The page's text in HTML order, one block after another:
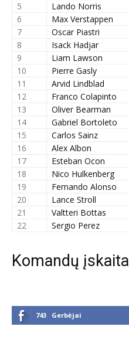
5
Lando Norris
6
Max Verstappen
7
Oscar Piastri
8
Isack Hadjar
9
Liam Lawson
10
Pierre Gasly
11
Arvid Lindblad
12
Franco Colapinto
13
Oliver Bearman
14
Gabriel Bortoleto
15
Carlos Sainz
16
Alex Albon
17
Esteban Ocon
18
Nico Hulkenberg
19
Fernando Alonso
20
Lance Stroll
21
Valtteri Bottas
22
Sergio Perez
Komandų įskaita
743 Gerbėjai